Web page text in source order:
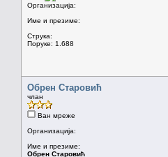
Организација:
Име и презиме:
Струка:
Поруке: 1.688
Обрен Старовић
члан
Ван мреже
Организација:
Име и презиме:
Обрен Старовић